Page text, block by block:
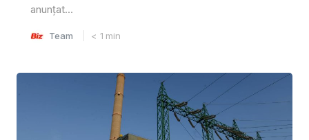
anunțat...
Team < 1 min